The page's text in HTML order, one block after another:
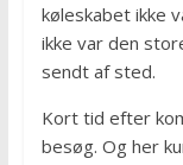
køleskabet ikke
ikke var den
sendt af sted.
Kort tid efter
besøg. Og her